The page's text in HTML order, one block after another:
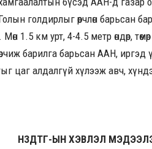
Голын голдирлыг өөрчлөн
1.5 км урт, 4-4.5 метр өндөр,
барилга барьсан ААН,
цаг алдалгүй хүлээж авч,
НЗДТГ-ЫН ХЭВЛЭЛ